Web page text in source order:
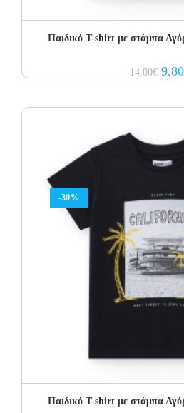
Παιδικό T-shirt με στάμπα
14.00€
price
9.80
-30%
Παιδικό T-shirt με στάμπα